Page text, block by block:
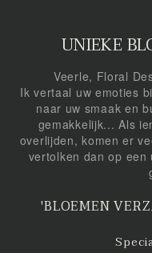
UNIEKE
Veerle, Floral
Ik vertaal uw emoties
naar uw smaak en
gemakkelijk... Als
overlijden, komen er
vertolken dan op een
'BLOEMEN